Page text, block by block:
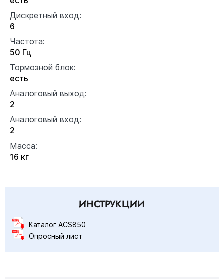
Дискретный вход:
6
Частота:
50 Гц
Тормозной блок:
есть
Аналоговый выход:
2
Аналоговый вход:
2
Масса:
16 кг
ИНСТРУКЦИИ
Каталог ACS850
Опросный лист